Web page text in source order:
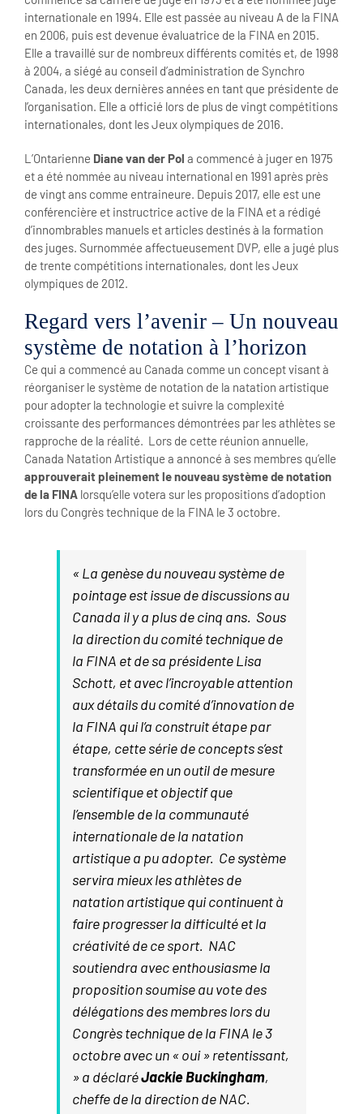
internationale en 1994. Elle est passée au niveau A de la FINA
en 2006, puis est devenue évaluatrice de la FINA en 2015.
Elle a travaillé sur de nombreux différents comités et, de 1998
à 2004, a siégé au conseil d’administration de Synchro
Canada, les deux dernières années en tant que présidente de
l’organisation. Elle a officié lors de plus de vingt compétitions
internationales, dont les Jeux olympiques de 2016.
L’Ontarienne Diane van der Pol a commencé à juger en 1975
et a été nommée au niveau international en 1991 après près
de vingt ans comme entraineure. Depuis 2017, elle est une
conférencière et instructrice active de la FINA et a rédigé
d’innombrables manuels et articles destinés à la formation
des juges. Surnommée affectueusement DVP, elle a jugé plus
de trente compétitions internationales, dont les Jeux
olympiques de 2012.
Regard vers l’avenir – Un nouveau
système de notation à l’horizon
Ce qui a commencé au Canada comme un concept visant à
réorganiser le système de notation de la natation artistique
pour adopter la technologie et suivre la complexité
croissante des performances démontrées par les athlètes se
rapproche de la réalité. Lors de cette réunion annuelle,
Canada Natation Artistique a annoncé à ses membres qu’elle
approuverait pleinement le nouveau système de notation
de la FINA lorsqu’elle votera sur les propositions d’adoption
lors du Congrès technique de la FINA le 3 octobre.
« La genèse du nouveau système de
pointage est issue de discussions au
Canada il y a plus de cinq ans. Sous
la direction du comité technique de
la FINA et de sa présidente Lisa
Schott, et avec l’incroyable attention
aux détails du comité d’innovation de
la FINA qui l’a construit étape par
étape, cette série de concepts s’est
transformée en un outil de mesure
scientifique et objectif que
l’ensemble de la communauté
internationale de la natation
artistique a pu adopter. Ce système
servira mieux les athlètes de
natation artistique qui continuent à
faire progresser la difficulté et la
créativité de ce sport. NAC
soutiendra avec enthousiasme la
proposition soumise au vote des
délégations des membres lors du
Congrès technique de la FINA le 3
octobre avec un « oui » retentissant,
» a déclaréJackie Buckingham,
cheffe de la direction de NAC.